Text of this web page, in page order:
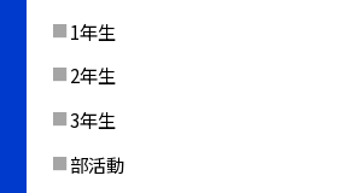
1年生
2年生
3年生
部活動